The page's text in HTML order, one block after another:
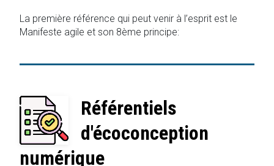
La première référence qui peut venir à l’esprit est le
Manifeste agile et son 8ème principe:
Référentiels
d'écoconception
numérique